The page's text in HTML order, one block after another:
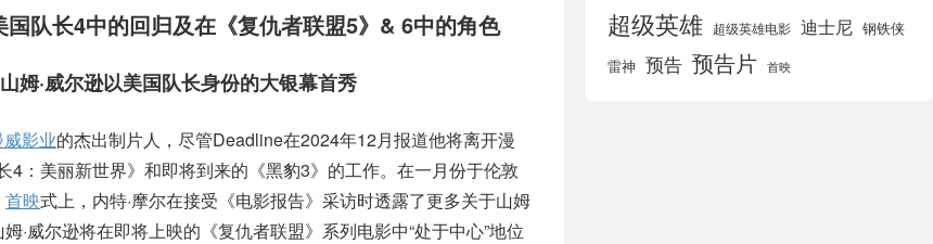
国队长4中的回归及在《复仇者联盟5》& 6中的角色
姆·威尔逊以美国队长身份的大银幕首秀
影业的杰出制片人，尽管Deadline在2024年12月报道他将离开漫
4：美丽新世界》和即将到来的《黑豹3》的工作。在一月份于伦敦
首映式上，内特·摩尔在接受《电影报告》采访时透露了更多关于山姆
·威尔逊将在即将上映的《复仇者联盟》系列电影中“处于中心”地位
超级英雄 超级英雄电影 迪士尼 钢铁侠
雷神 预告 预告片 首映